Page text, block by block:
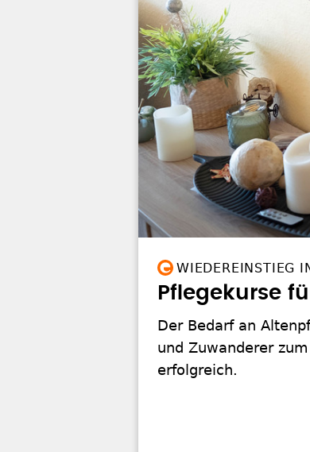
WIEDEREINSTIEG
Pflegekurse
Der Bedarf an
und Zuwanderer
erfolgreich.